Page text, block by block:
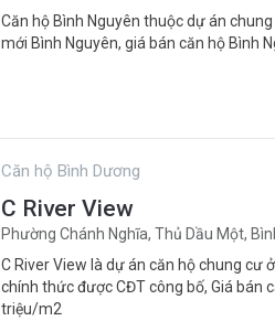
Căn hộ Bình Nguyên thuộc dự án
mới Bình Nguyên, giá bán căn hộ Bình
Căn hộ Bình Dương
C River View
Phường Chánh Nghĩa, Thủ Dầu Một,
C River View là dự án căn hộ chung cư
chính thức được CĐT công bố, Giá bán
triệu/m2